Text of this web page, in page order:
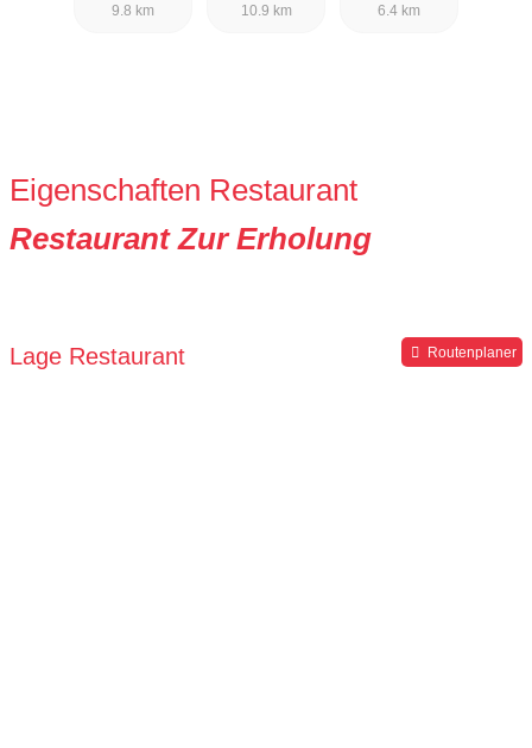
9.8 km
10.9 km
6.4 km
Eigenschaften Restaurant
Restaurant Zur Erholung
Lage Restaurant Routenplaner